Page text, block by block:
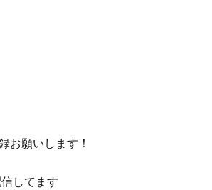
お願いします！
してます